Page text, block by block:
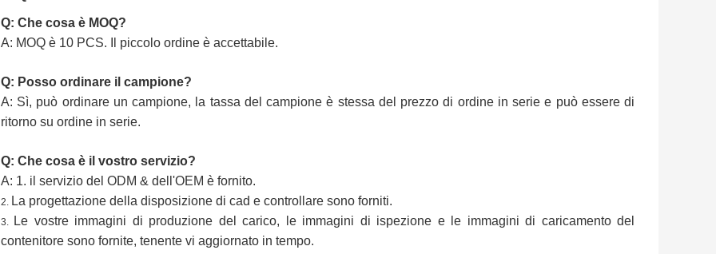
Q: Che cosa è MOQ?
A: MOQ è 10 PCS. Il piccolo ordine è accettabile.
Q: Posso ordinare il campione?
A: Sì, può ordinare un campione, la tassa del campione è stessa del prezzo di ordine in serie e può essere di
ritorno su ordine in serie.
Q: Che cosa è il vostro servizio?
A: 1. il servizio del ODM & dell'OEM è fornito.
2. La progettazione della disposizione di cad e controllare sono forniti.
3.
Le vostre immagini di produzione del carico, le immagini di ispezione e le immagini di caricamento del
contenitore sono fornite, tenente vi aggiornato in tempo.